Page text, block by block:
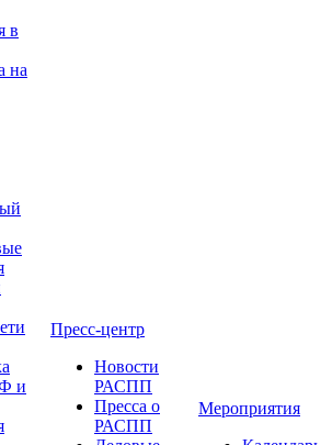
в
на
и
Пресс-центр
Новости
РАСПП
Пресса о
РАСПП
Мероприятия